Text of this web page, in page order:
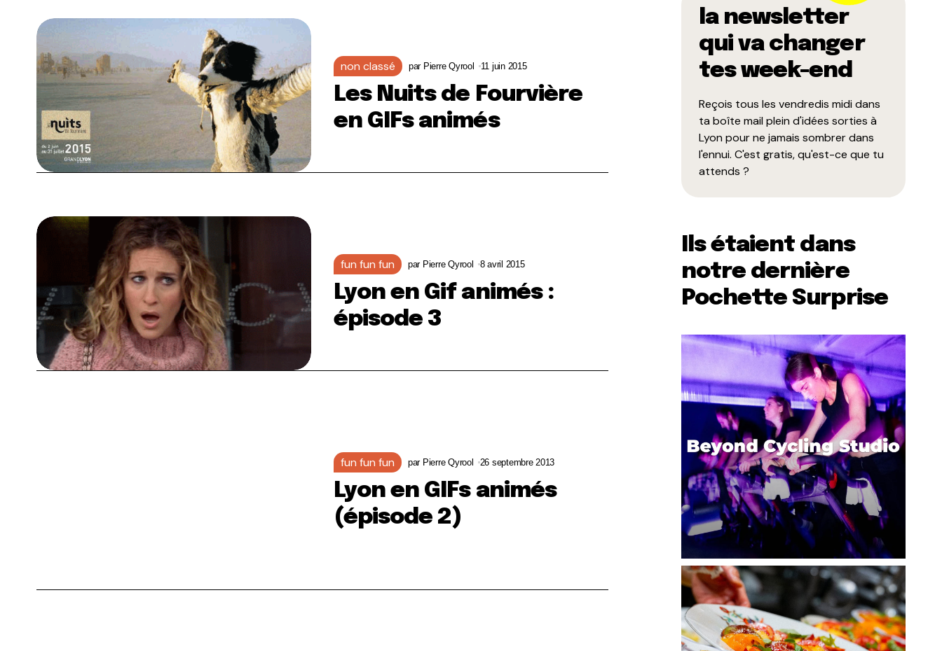
non classé par Pierre Qyrool 11 juin 2015
Les Nuits de Fourvière
en GIFs animés
fun fun fun par Pierre Qyrool 8 avril 2015
Lyon en Gif animés :
épisode 3
fun fun fun par Pierre Qyrool 26 septembre 2013
Lyon en GIFs animés
(épisode 2)
la newsletter
qui va changer
tes week-end
Reçois tous les vendredis midi dans
ta boîte mail plein d'idées sorties à
Lyon pour ne jamais sombrer dans
l'ennui. C'est gratis, qu'est-ce que tu
attends ?
Ils étaient dans
notre dernière
Pochette Surprise